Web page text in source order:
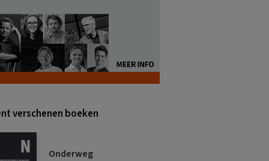
verschenen boeken
Onderweg